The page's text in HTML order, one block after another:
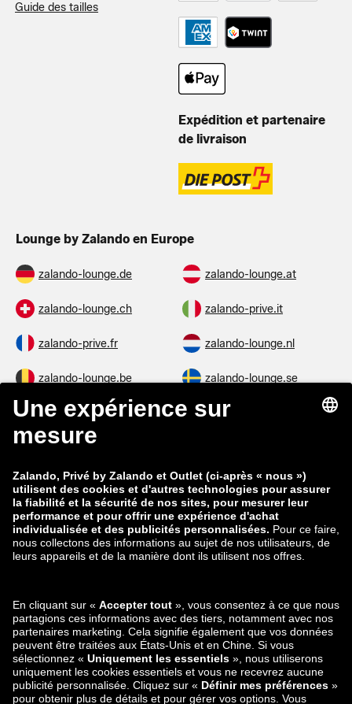
Guide des tailles
Expédition et partenaire
de livraison
Lounge by Zalando en Europe
zalando-lounge.de zalando-lounge.at
zalando-lounge.ch zalando-prive.it
zalando-prive.fr zalando-lounge.nl
zalando-lounge.be zalando-lounge.se
zalando-lounge.fi zalando-lounge.dk
zalando-lounge.co.uk
zalando-prive.es zalando-lounge.cz
zalando-lounge.lt zalando-lounge.sk
zalando-lounge.ro zalando-lounge.hr
zalando-lounge.lu zalando-lounge.ee
zalando-lounge.lv zalando-lounge.no